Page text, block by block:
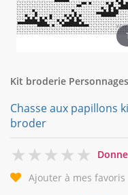
Kit broderie
Chasse aux papillons
broder
0
Ajouter à mes favoris